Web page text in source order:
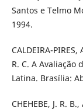
Santos e Telmo
1994.
CALDEIRA-PIRES,
R. C. A Avaliação
Latina. Brasília:
CHEHEBE, J. R.